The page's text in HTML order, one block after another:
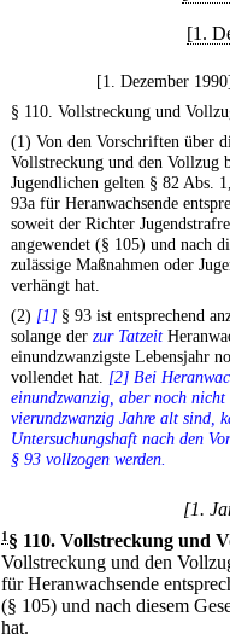
[1.
[1. Dezember
§ 110. Vollstreckung und
(1) Von den Vorschriften über
Vollstreckung und den Vollzug
Jugendlichen gelten § 82 Abs.
93a für Heranwachsende
soweit der Richter
angewendet (§ 105) und nach
zulässige Maßnahmen oder
verhängt hat.
(2) [1] § 93 ist entsprechend
solange der zur Tatzeit
einundzwanzigste Lebensjahr
vollendet hat. [2] Bei
einundzwanzig, aber noch nicht
vierundzwanzig Jahre alt sind,
Untersuchungshaft nach den
§ 93 vollzogen werden.
[1.
1§ 110. Vollstreckung und
Vollstreckung und den
für Heranwachsende
(§ 105) und nach diesem
hat.